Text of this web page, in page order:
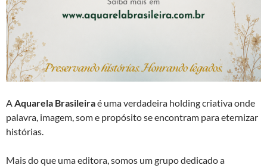
AAquarela Brasileiraé uma verdadeira holding criativa onde
palavra, imagem, som e propósito se encontram para eternizar
histórias.
Mais do que uma editora, somos um grupo dedicado a